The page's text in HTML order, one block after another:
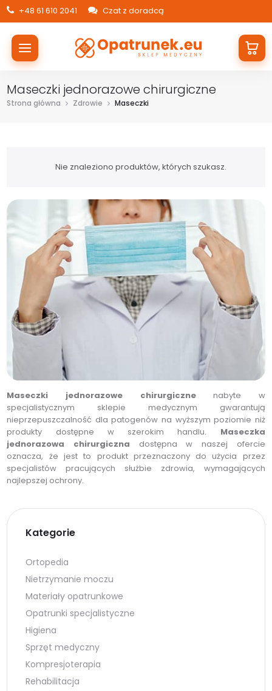
+48 61 610 2041 Czat z doradcą
Maseczki jednorazowe chirurgiczne
Strona główna Zdrowie Maseczki
Maseczki jednorazowe chirurgicznenabyte w
specjalistycznym sklepie medycznym gwarantują
nieprzepuszczalność dla patogenów na wyższym poziomie niż
produkty dostępne w szerokim handlu. Maseczka
jednorazowa chirurgiczna dostępna w naszej ofercie
oznacza, że jest to produkt przeznaczony do użycia przez
specjalistów pracujących służbie zdrowia, wymagających
najlepszej ochrony.
Nie znaleziono produktów, których szukasz.
Kategorie
Ortopedia
Nietrzymanie moczu
Materiały opatrunkowe
Opatrunki specjalistyczne
Higiena
Sprzęt medyczny
Kompresjoterapia
Rehabilitacja